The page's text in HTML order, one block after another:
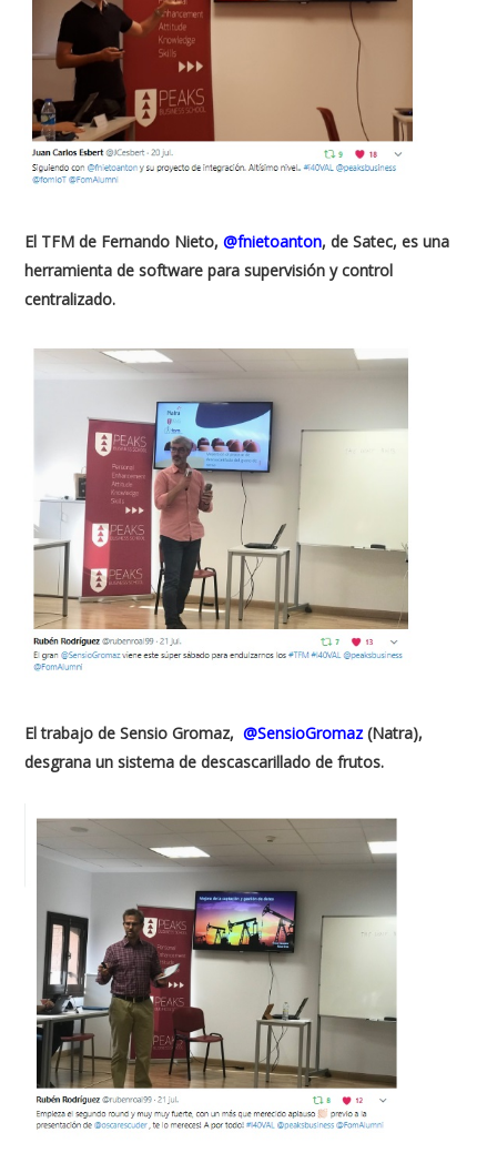
El TFM de Fernando Nieto,@fnietoanton, de Satec, es una
herramienta de software para supervisión y control
centralizado.
El trabajo de Sensio Gromaz,@SensioGromaz (Natra),
desgrana un sistema de descascarillado de frutos.